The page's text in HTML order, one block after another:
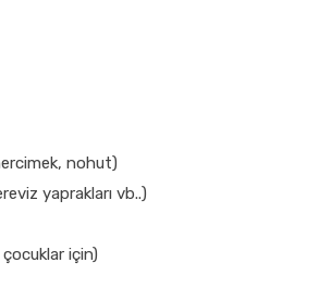
nohut)
yaprakları vb..)
için)